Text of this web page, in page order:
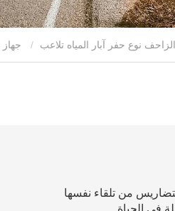
الزاحف نوع حفر آبار المياه تلاعب